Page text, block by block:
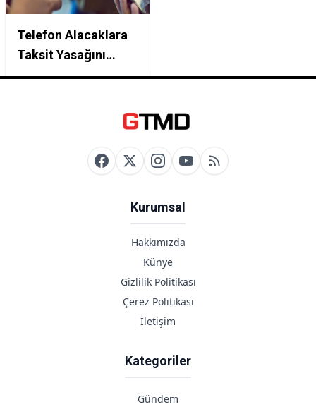
Telefon Alacaklara
Taksit Yasağını
Delen Yöntem:
Kurumsal
Hakkımızda
Künye
Gizlilik Politikası
Çerez Politikası
İletişim
Kategoriler
Gündem